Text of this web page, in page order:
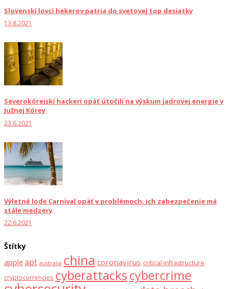
Slovenskí lovci hekerov patria do svetovej top desiatky
13.8.2021
Severokórejskí hackeri opäť útočili na výskum jadrovej energie v
Južnej Kórey
23.6.2021
Výletné lode Carnival opäť v problémoch, ich zabezpečenie má
stále medzery
22.6.2021
Štítky
apple apt australia china coronavirus critical infrastructure
cryptocurrencies cyberattackscybercrime